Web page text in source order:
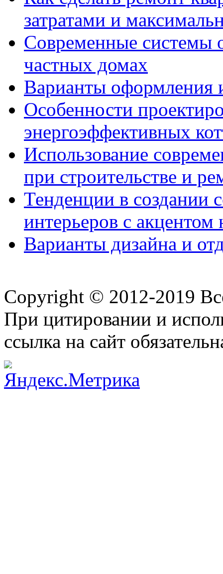
затратами и
Современные системы
частных домах
Варианты оформления
Особенности
энергоэффективных
Использование
при строительстве и
Тенденции в создании
интерьеров с акцентом
Варианты дизайна и
Copyright © 2012-2019
При цитировании и
ссылка на сайт